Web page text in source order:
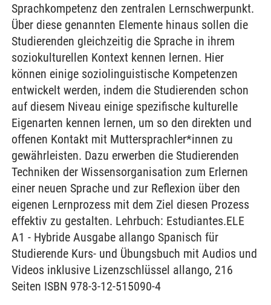
Sprachkompetenz den zentralen Lernschwerpunkt.
Über diese genannten Elemente hinaus sollen die
Studierenden gleichzeitig die Sprache in ihrem
soziokulturellen Kontext kennen lernen. Hier
können einige soziolinguistische Kompetenzen
entwickelt werden, indem die Studierenden schon
auf diesem Niveau einige spezifische kulturelle
Eigenarten kennen lernen, um so den direkten und
offenen Kontakt mit Muttersprachler*innen zu
gewährleisten. Dazu erwerben die Studierenden
Techniken der Wissensorganisation zum Erlernen
einer neuen Sprache und zur Reflexion über den
eigenen Lernprozess mit dem Ziel diesen Prozess
effektiv zu gestalten. Lehrbuch: Estudiantes.ELE
A1 - Hybride Ausgabe allango Spanisch für
Studierende Kurs- und Übungsbuch mit Audios und
Videos inklusive Lizenzschlüssel allango, 216
Seiten ISBN 978-3-12-515090-4